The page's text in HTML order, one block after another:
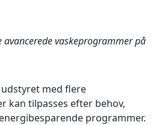
vaskeprogrammer på
med flere
kan tilpasses efter behov,
programmer.